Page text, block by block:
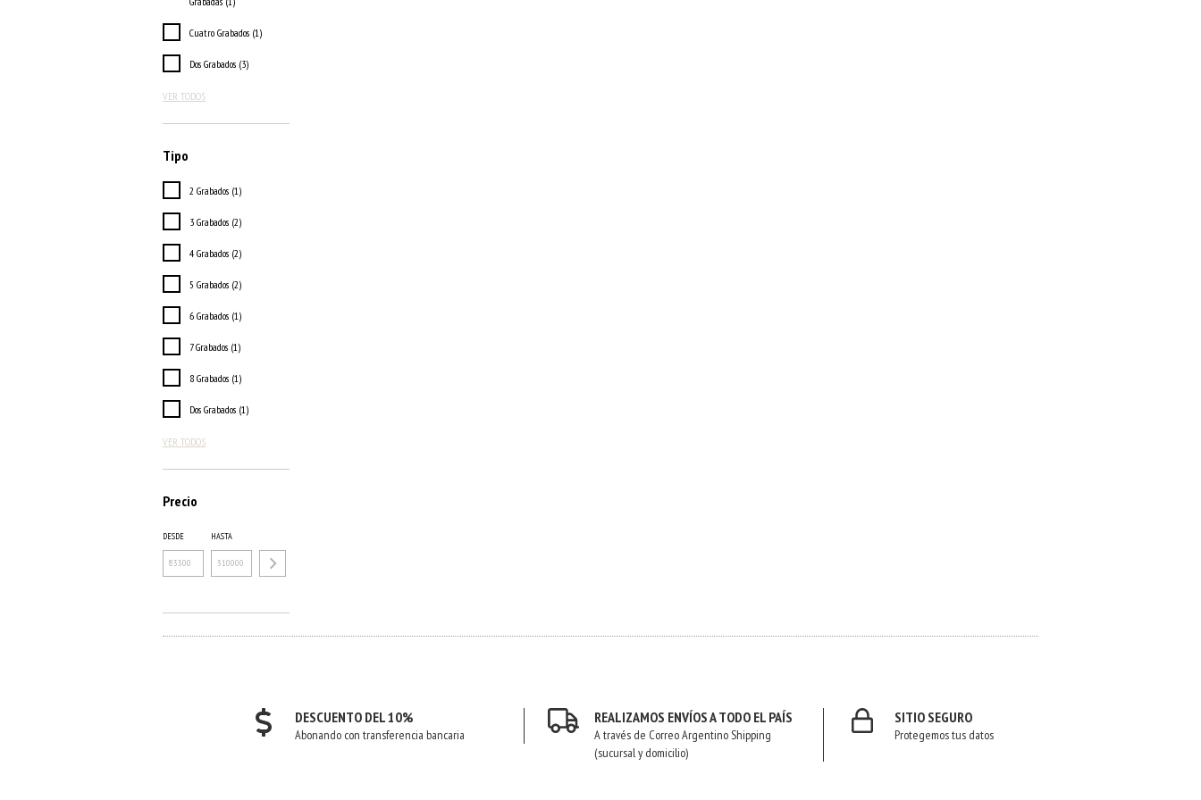
Cuatro Grabados (1)
Dos Grabados (3)
VER TODOS
Tipo
2 Grabados (1)
3 Grabados (2)
4 Grabados (2)
5 Grabados (2)
6 Grabados (1)
7 Grabados (1)
8 Grabados (1)
Dos Grabados (1)
VER TODOS
Precio
DESDE HASTA
DESCUENTO DEL 10%
Abonando con transferencia bancaria
REALIZAMOS ENVÍOS A TODO EL PAÍS
A través de Correo Argentino Shipping
(sucursal y domicilio)
SITIO SEGURO
Protegemos tus datos